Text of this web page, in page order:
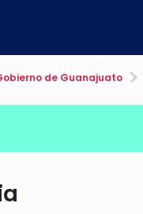
de Guanajuato